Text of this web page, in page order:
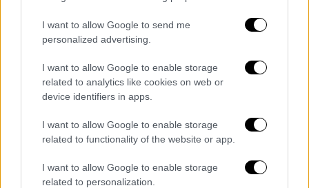
I want to allow Google to send me
personalized advertising.
I want to allow Google to enable storage
related to analytics like cookies on web or
device identifiers in apps.
I want to allow Google to enable storage
related to functionality of the website or app.
I want to allow Google to enable storage
related to personalization.